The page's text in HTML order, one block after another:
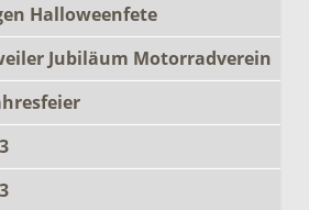
Halloweenfete
Jubiläum Motorradverein